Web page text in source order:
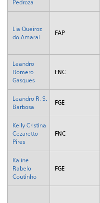
Pedroza
Lia Queiroz
do Amaral
FAP
Leandro
Romero
Gasques
FNC
Leandro R. S.
Barbosa
FGE
Kelly Cristina
Cezaretto
Pires
FNC
Kaline
Rabelo
Coutinho
FGE